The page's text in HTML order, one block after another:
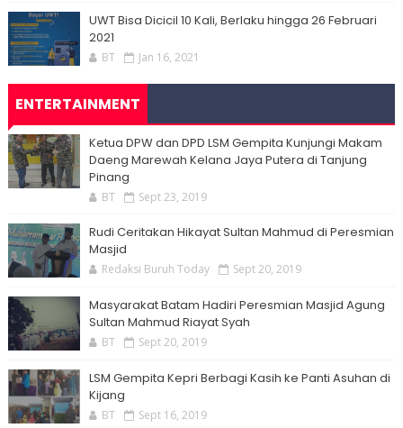
UWT Bisa Dicicil 10 Kali, Berlaku hingga 26 Februari
2021
BT Jan 16, 2021
ENTERTAINMENT
Ketua DPW dan DPD LSM Gempita Kunjungi Makam
Daeng Marewah Kelana Jaya Putera di Tanjung
Pinang
BT Sept 23, 2019
Rudi Ceritakan Hikayat Sultan Mahmud di Peresmian
Masjid
Redaksi Buruh Today Sept 20, 2019
Masyarakat Batam Hadiri Peresmian Masjid Agung
Sultan Mahmud Riayat Syah
BT Sept 20, 2019
LSM Gempita Kepri Berbagi Kasih ke Panti Asuhan di
Kijang
BT Sept 16, 2019